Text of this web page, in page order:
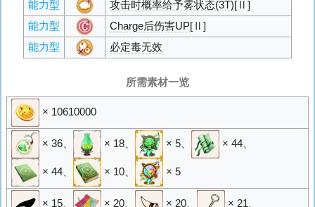
能力型
攻击时概率给予雾状态(3T)[Ⅱ]
能力型
Charge后伤害UP[Ⅱ]
能力型
必定毒无效
所需素材一览
× 10610000
× 36、 × 18、 × 5、 × 44、
× 44、 × 10、 × 5
× 15、 × 20、 × 20、 × 21